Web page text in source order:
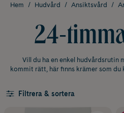
Hem Hudvård Ansiktsvård
24-
Vill du ha en enkel hudvårdsrutin
kommit rätt, här finns krämer som du
Filtrera & sortera